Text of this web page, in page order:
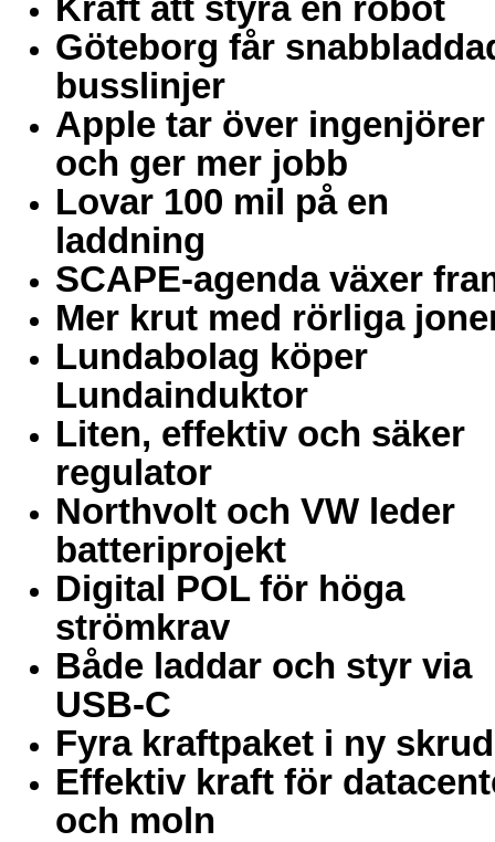
Göteborg får
busslinjer
Apple tar över ingenjörer
och ger mer jobb
Lovar 100 mil på en
laddning
SCAPE-agenda växer
Mer krut med rörliga
Lundabolag köper
Lundainduktor
Liten, effektiv och säker
regulator
Northvolt och VW leder
batteriprojekt
Digital POL för höga
strömkrav
Både laddar och styr via
USB-C
Fyra kraftpaket i ny skrud
Effektiv kraft för
och moln